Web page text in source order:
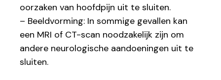
oorzaken van hoofdpijn uit te sluiten.
– Beeldvorming: In sommige gevallen kan
een MRI of CT-scan noodzakelijk zijn om
andere neurologische aandoeningen uit te
sluiten.